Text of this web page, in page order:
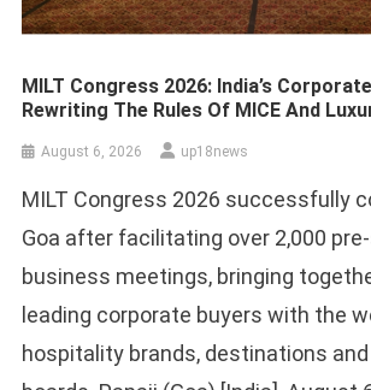
MILT Congress 2026: India’s
Rewriting The Rules Of MICE And
August 6, 2026 up18news
MILT Congress 2026 successfully
Goa after facilitating over 2,000
business meetings, bringing
leading corporate buyers with the
hospitality brands, destinations